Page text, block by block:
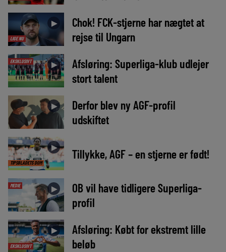
LIGE NU
►
Chok! FCK-stjerne har nægtet at
rejse til Ungarn
EKSKLUSIVT ►
Afsløring: Superliga-klub udlejer
stort talent
►
Derfor blev ny AGF-profil
udskiftet
TIPSBLADETS DOM
► Tillykke, AGF – en stjerne er født!
MEDIE ►
OB vil have tidligere Superliga-
profil
EKSKLUSIVT
►
Afsløring: Købt for ekstremt lille
beløb